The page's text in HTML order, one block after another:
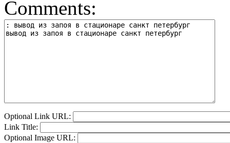
Comments:
Optional Link URL:
Link Title:
Optional Image URL: